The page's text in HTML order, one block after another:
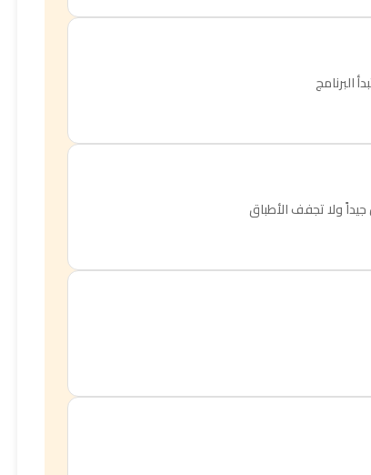
البرنامج
ولا تجفف الأطباق